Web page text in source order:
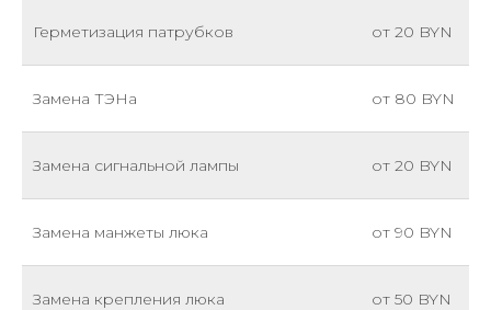
Герметизация патрубков от 20 BYN
Замена ТЭНа от 80 BYN
Замена сигнальной лампы от 20 BYN
Замена манжеты люка от 90 BYN
Замена крепления люка от 50 BYN